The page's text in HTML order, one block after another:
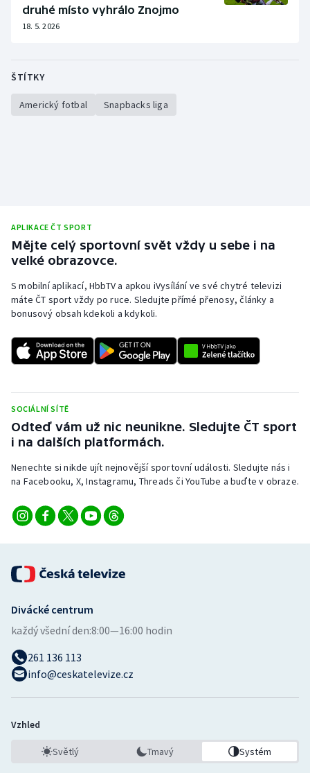
Ostatní
druhé místo vyhrálo Znojmo
18. 5. 2026
ŠTÍTKY
Americký fotbal Snapbacks liga
APLIKACE ČT SPORT
Mějte celý sportovní svět vždy u sebe i na
velké obrazovce.
S mobilní aplikací, HbbTV a apkou iVysílání ve své chytré televizi
máte ČT sport vždy po ruce. Sledujte přímé přenosy, články a
bonusový obsah kdekoli a kdykoli.
SOCIÁLNÍ SÍTĚ
Odteď vám už nic neunikne. Sledujte ČT sport
i na dalších platformách.
Nenechte si nikde ujít nejnovější sportovní události. Sledujte nás i
na Facebooku, X, Instagramu, Threads či YouTube a buďte v obraze.
Divácké centrum
každý všední den:8:00—16:00 hodin
261 136 113
info@ceskatelevize.cz
Vzhled
Světlý Tmavý Systém